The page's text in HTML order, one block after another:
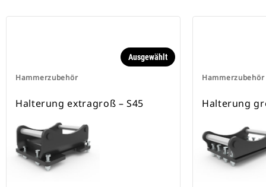
Hammerzubehör
Ausgewählt
Halterung extragroß – S45
Hammerzubehör
Halterung